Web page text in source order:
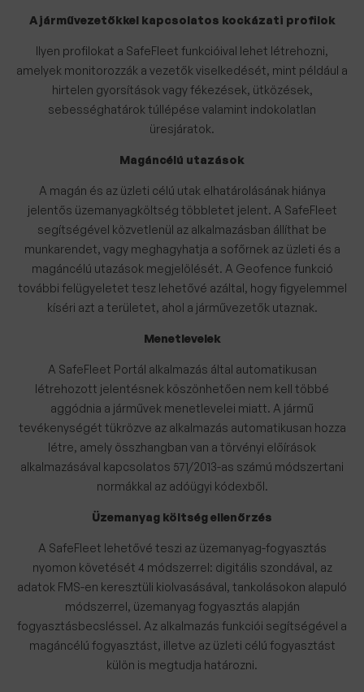
A járművezetőkkel kapcsolatos kockázati profilok
Ilyen profilokat a SafeFleet funkcióival lehet létrehozni,
amelyek monitorozzák a vezetők viselkedését, mint például a
hirtelen gyorsítások vagy fékezések, ütközések,
sebességhatárok túllépése valamint indokolatlan
üresjáratok.
Magáncélú utazások
A magán és az üzleti célú utak elhatárolásának hiánya
jelentős üzemanyagköltség többletet jelent. A SafeFleet
segítségével közvetlenül az alkalmazásban állíthat be
munkarendet, vagy meghagyhatja a sofőrnek az üzleti és a
magáncélú utazások megjelölését. A Geofence funkció
további felügyeletet tesz lehetővé azáltal, hogy figyelemmel
kíséri azt a területet, ahol a járművezetők utaznak.
Menetlevelek
A SafeFleet Portál alkalmazás által automatikusan
létrehozott jelentésnek köszönhetően nem kell többé
aggódnia a járművek menetlevelei miatt. A jármű
tevékenységét tükrözve az alkalmazás automatikusan hozza
létre, amely összhangban van a törvényi előírások
alkalmazásával kapcsolatos 571/2013-as számú módszertani
normákkal az adóügyi kódexből.
Üzemanyag költség ellenőrzés
A SafeFleet lehetővé teszi az üzemanyag-fogyasztás
nyomon követését 4 módszerrel: digitális szondával, az
adatok FMS-en keresztüli kiolvasásával, tankolásokon alapuló
módszerrel, üzemanyag fogyasztás alapján
fogyasztásbecsléssel. Az alkalmazás funkciói segítségével a
magáncélú fogyasztást, illetve az üzleti célú fogyasztást
külön is megtudja határozni.